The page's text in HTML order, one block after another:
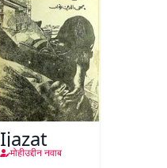
Ijazat
मोहीउद्दीन नवाब